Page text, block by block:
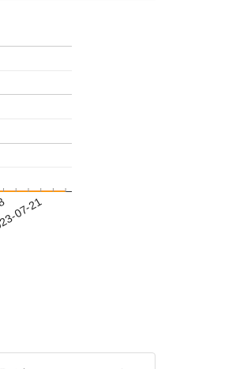
07-21